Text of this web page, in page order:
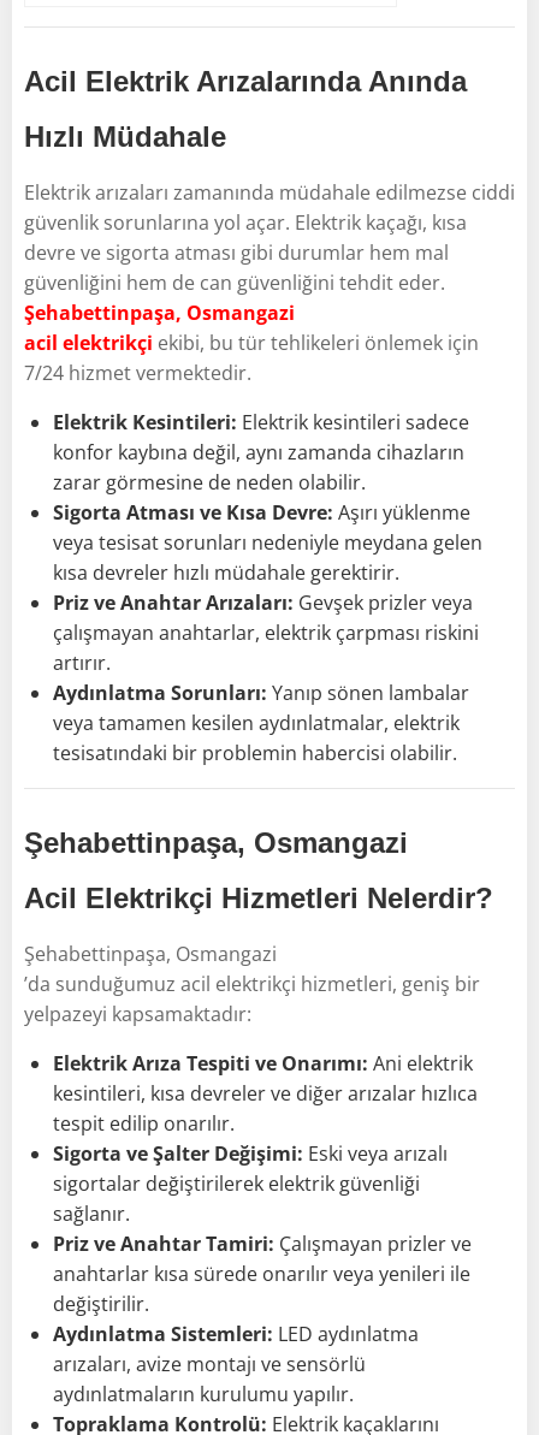
Acil Elektrik Arızalarında Anında
Hızlı Müdahale
Elektrik arızaları zamanında müdahale edilmezse ciddi
güvenlik sorunlarına yol açar. Elektrik kaçağı, kısa
devre ve sigorta atması gibi durumlar hem mal
güvenliğini hem de can güvenliğini tehdit eder.
Şehabettinpaşa, Osmangazi
acil elektrikçi ekibi, bu tür tehlikeleri önlemek için
7/24 hizmet vermektedir.
Elektrik Kesintileri: Elektrik kesintileri sadece
konfor kaybına değil, aynı zamanda cihazların
zarar görmesine de neden olabilir.
Sigorta Atması ve Kısa Devre: Aşırı yüklenme
veya tesisat sorunları nedeniyle meydana gelen
kısa devreler hızlı müdahale gerektirir.
Priz ve Anahtar Arızaları: Gevşek prizler veya
çalışmayan anahtarlar, elektrik çarpması riskini
artırır.
Aydınlatma Sorunları: Yanıp sönen lambalar
veya tamamen kesilen aydınlatmalar, elektrik
tesisatındaki bir problemin habercisi olabilir.
Şehabettinpaşa, Osmangazi
Acil Elektrikçi Hizmetleri Nelerdir?
Şehabettinpaşa, Osmangazi
’da sunduğumuz acil elektrikçi hizmetleri, geniş bir
yelpazeyi kapsamaktadır:
Elektrik Arıza Tespiti ve Onarımı: Ani elektrik
kesintileri, kısa devreler ve diğer arızalar hızlıca
tespit edilip onarılır.
Sigorta ve Şalter Değişimi: Eski veya arızalı
sigortalar değiştirilerek elektrik güvenliği
sağlanır.
Priz ve Anahtar Tamiri: Çalışmayan prizler ve
anahtarlar kısa sürede onarılır veya yenileri ile
değiştirilir.
Aydınlatma Sistemleri: LED aydınlatma
arızaları, avize montajı ve sensörlü
aydınlatmaların kurulumu yapılır.
Topraklama Kontrolü: Elektrik kaçaklarını